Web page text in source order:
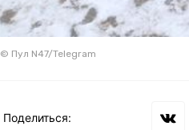
© Пул N47/Telegram
Поделиться: